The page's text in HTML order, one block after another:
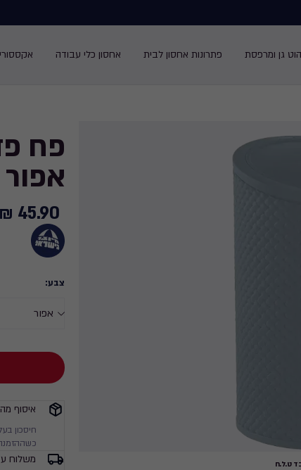
גן ומרפסת פתרונות אחסון לבית אחסון כלי עבודה
אפור
45.90
₪
45.90 ₪
צבע:
איסוף
חיסכון
משלוח ט.ל.ח